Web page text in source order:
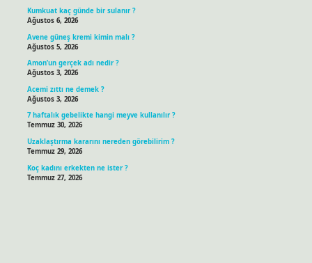
Kumkuat kaç günde bir sulanır ?
Ağustos 6, 2026
Avene güneş kremi kimin malı ?
Ağustos 5, 2026
Amon’un gerçek adı nedir ?
Ağustos 3, 2026
Acemi zıttı ne demek ?
Ağustos 3, 2026
7 haftalık gebelikte hangi meyve kullanılır ?
Temmuz 30, 2026
Uzaklaştırma kararını nereden görebilirim ?
Temmuz 29, 2026
Koç kadını erkekten ne ister ?
Temmuz 27, 2026